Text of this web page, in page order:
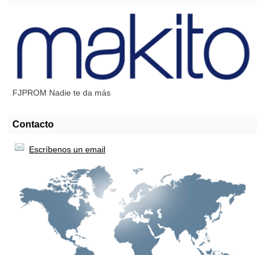
FJPROM Nadie te da más
Contacto
Escríbenos un email